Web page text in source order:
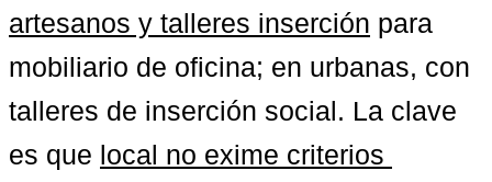
artesanos y talleres inserción para
mobiliario de oficina; en urbanas, con
talleres de inserción social. La clave
es que local no exime criterios